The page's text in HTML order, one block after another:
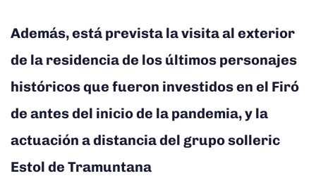
Además, está prevista la visita al exterior
de la residencia de los últimos personajes
históricos que fueron investidos en el Firó
de antes del inicio de la pandemia, y la
actuación a distancia del grupo solleric
Estol de Tramuntana